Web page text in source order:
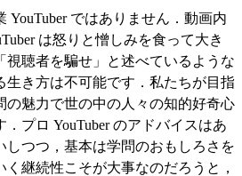
ではありません．動画内
は怒りと憎しみを食って大き
視聴者を騙せ」と述べているような
生き方は不可能です．私たちが目指
の魅力で世の中の人々の知的好奇心
．プロ YouTuber のアドバイスはあ
しつつ，基本は学問のおもしろさを
く継続性こそが大事なのだろうと，